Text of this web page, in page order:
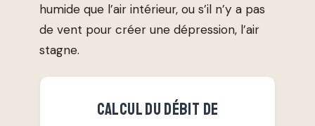
humide que l’air intérieur, ou s’il n’y a pas
de vent pour créer une dépression, l’air
stagne.
CALCUL DU DÉBIT DE